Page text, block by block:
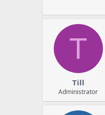
T
Till
Administrator